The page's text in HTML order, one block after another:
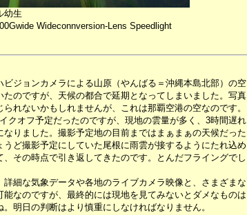
幼生
Wideconnversion-Lens Speedlight
ビジョンカメラによる山原（やんばる＝沖縄本島北部）の空
たのですが、天候の都合で延期となってしまいました。写真
られないかもしれませんが、これは那覇空港の空なのです。
クオフ予定だったのですが、現地の雲量が多く、3時間遅れ
なりました。撮影予定地の目前まではまぁまぁの天候だった
うど撮影予定にしていた尾根に雨雲が接するようにたれ込め
、その時点で引き返してきたのです。とんだフライングでし
細な気象データや各地のライブカメラ映像と、さまざまな
能なのですが、最終的には現地を見てみないとダメなものは
。明日の判断はより慎重にしなければなりません。